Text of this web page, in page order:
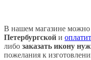
В нашем магазине можно
Петербургской и
либо заказать икону
пожелания к